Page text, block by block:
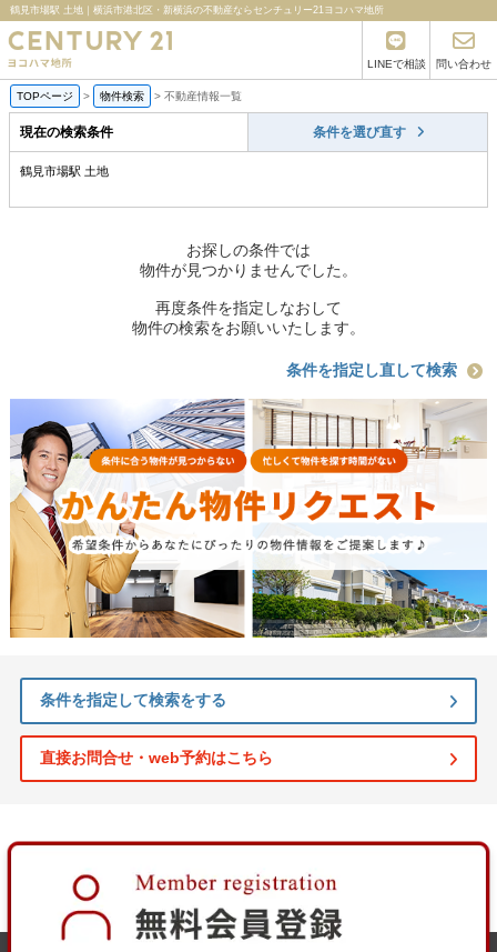
鶴見市場駅 土地｜横浜市港北区・新横浜の不動産ならセンチュリー21ヨコハマ地所
LINEで相談 問い合わせ
TOPページ > 物件検索 > 不動産情報一覧
現在の検索条件 条件を選び直す
鶴見市場駅 土地
お探しの条件では
物件が見つかりませんでした。
再度条件を指定しなおして
物件の検索をお願いいたします。
条件を指定し直して検索
条件を指定して検索をする
直接お問合せ・web予約はこちら